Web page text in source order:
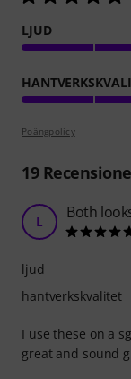
LJUD
Poängpolicy
19
L Both
I use these on a
great and sound
ljud
hantverkskvalitet